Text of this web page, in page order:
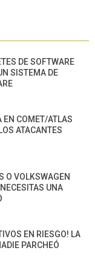
DE SOFTWARE
SISTEMA DE
EN COMET/ATLAS
ATACANTES
O VOLKSWAGEN
UNA
EN RIESGO! LA
PARCHEÓ